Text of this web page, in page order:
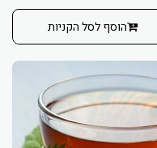
הוסף לסל הקניות